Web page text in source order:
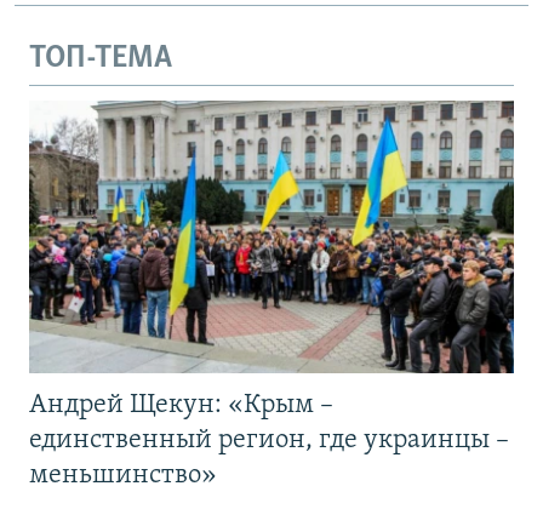
ТОП-ТЕМА
Андрей Щекун: «Крым –
единственный регион, где украинцы –
меньшинство»